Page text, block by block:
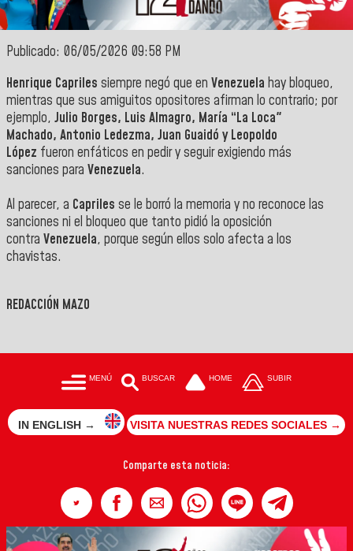
Publicado: 06/05/2026 09:58 PM
Henrique Capriles siempre negó que en Venezuela hay bloqueo,
mientras que sus amiguitos opositores afirman lo contrario; por
ejemplo, Julio Borges, Luis Almagro, María “La Loca"
Machado, Antonio Ledezma, Juan Guaidó y Leopoldo
López fueron enfáticos en pedir y seguir exigiendo más
sanciones para Venezuela.
Al parecer, a Capriles se le borró la memoria y no reconoce las
sanciones ni el bloqueo que tanto pidió la oposición
contra Venezuela, porque según ellos solo afecta a los
chavistas.
REDACCIÓN MAZO
MENÚ BUSCAR HOME SUBIR
IN ENGLISH → VISITA NUESTRAS REDES SOCIALES →
Comparte esta noticia: